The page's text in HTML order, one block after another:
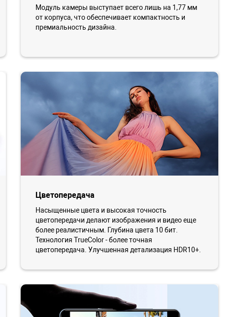
Модуль камеры выступает всего лишь на 1,77 мм
от корпуса, что обеспечивает компактность и
премиальность дизайна.
Цветопередача
Насыщенные цвета и высокая точность
цветопередачи делают изображения и видео еще
более реалистичным. Глубина цвета 10 бит.
Технология TrueColor - более точная
цветопередача. Улучшенная детализация HDR10+.